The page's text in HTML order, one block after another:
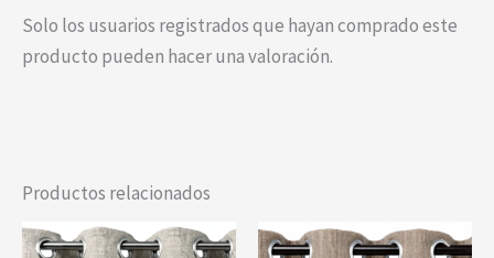
Solo los usuarios registrados que hayan comprado este
producto pueden hacer una valoración.
Productos relacionados